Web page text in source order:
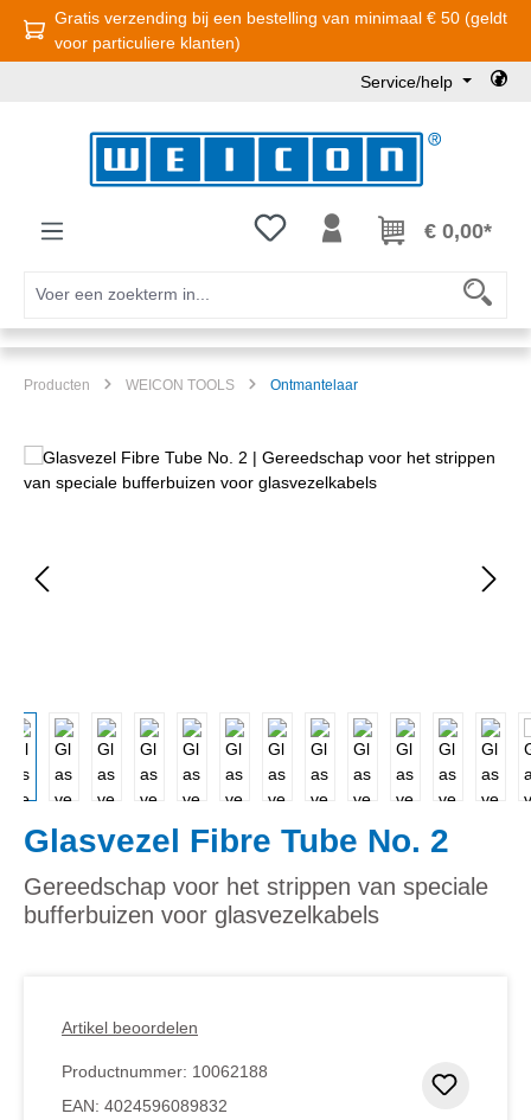
Ga naar de hoofdinhoud
Gratis verzending bij een bestelling van minimaal € 50 (geldt
voor particuliere klanten)
Service/help
Je hebt 0 items op je€ 0,00*
Producten WEICON TOOLS Ontmantelaar
Afbeeldingengalerij overslaan
Glasvezel Fibre Tube No. 2
Gereedschap voor het strippen van speciale
bufferbuizen voor glasvezelkabels
Artikel beoordelen
Productnummer: 10062188
EAN: 4024596089832